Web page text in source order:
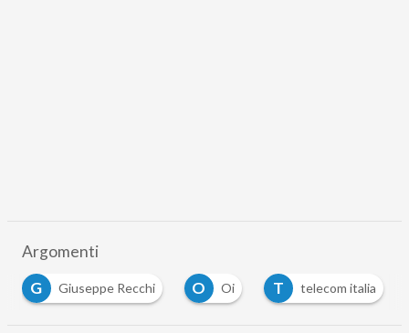
Argomenti
G
Giuseppe Recchi O Oi T telecom italia